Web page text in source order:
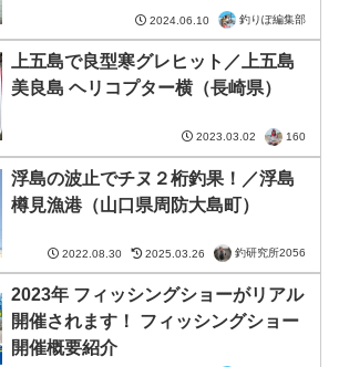
2024.06.10 釣りぽ編集部
上五島で良型寒グレヒット／上五島
美良島 ヘリコプター横（長崎県）
2023.03.02 160
浮島の波止でチヌ２桁釣果！／浮島
樽見漁港（山口県周防大島町）
2022.08.30 2025.03.26 釣研究所2056
2023年 フィッシングショーがリアル
開催されます！ フィッシングショー
開催概要紹介